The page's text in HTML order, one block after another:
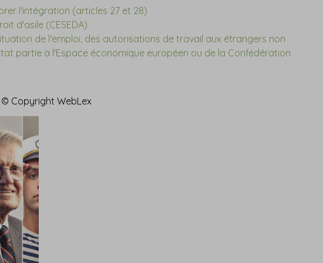
l'intégration (articles 27 et 28)
d'asile (CESEDA)
de l'emploi, des autorisations de travail aux étrangers non
partie à l'Espace économique européen ou de la Confédération
Copyright WebLex